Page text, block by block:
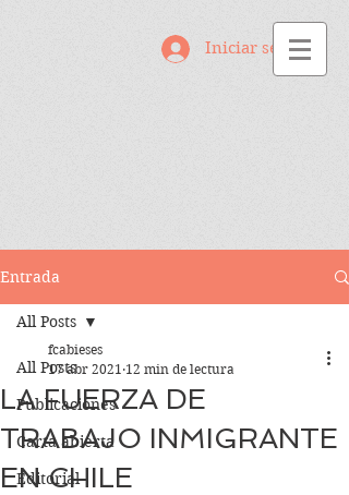
Iniciar sesión
Entrada
All Posts
Publicaciones
Carta abierta
Editorial
All Posts
LA FUERZA DE
TRABAJO INMIGRANTE
EN CHILE
fcabieses
17 abr 2021 12 min de lectura